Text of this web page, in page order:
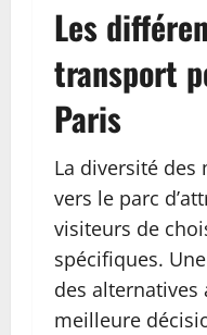
Les
transport
Paris
La diversité des
vers le parc
visiteurs de
spécifiques.
des alternatives
meilleure